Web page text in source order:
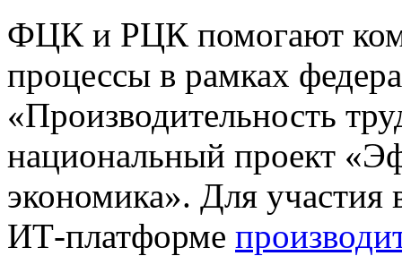
ФЦК и РЦК помогают
процессы в рамках
«Производительность
национальный проект
экономика». Для участия
ИТ-платформе